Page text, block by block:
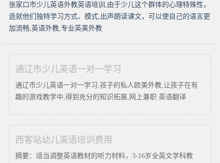
张家口市少儿英语外教英语培训,由于少儿这个群体的心理特殊性，
造就他们独特学习方式、模式,出声朗读课文，可以使自己的语言更
加流畅,英语外教,专业英美外教
通辽市少儿英语一对一学习
通辽市少儿英语一对一学习,孩子的私人欧美外教,让孩子在有
趣的游戏教学中,得到充分的知识拓展,网上兼职 英语翻译
西客站幼儿英语培训费用
摘要：适当调整英语教材的听力材料，3-16岁全英文学科教